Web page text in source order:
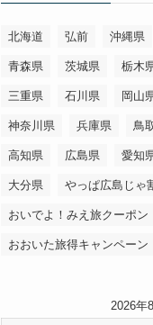
北海道 弘前 沖縄県
青森県 茨城県 栃木
三重県 石川県 岡山
神奈川県 兵庫県 鳥
高知県 広島県 愛知
大分県 やっぱ広島じゃ
おいでよ！みえ旅クーポン
おおいた旅得キャンペーン
2026年